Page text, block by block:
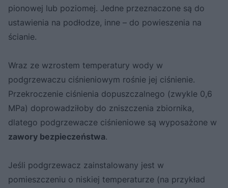
pionowej lub poziomej. Jedne przeznaczone są do
ustawienia na podłodze, inne – do powieszenia na
ścianie.
Wraz ze wzrostem temperatury wody w
podgrzewaczu ciśnieniowym rośnie jej ciśnienie.
Przekroczenie ciśnienia dopuszczalnego (zwykle 0,6
MPa) doprowadziłoby do zniszczenia zbiornika,
dlatego podgrzewacze ciśnieniowe są wyposażone w
zawory bezpieczeństwa.
Jeśli podgrzewacz zainstalowany jest w
pomieszczeniu o niskiej temperaturze (na przykład